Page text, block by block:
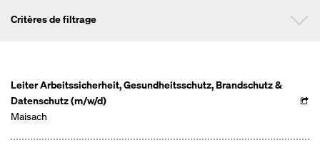
Critères de filtrage
Leiter Arbeitssicherheit, Gesundheitsschutz, Brandschutz &
Datenschutz (m/w/d)
Maisach